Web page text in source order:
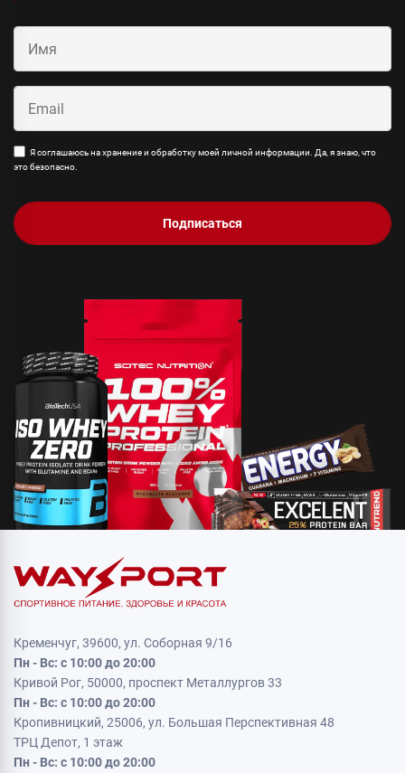
Я соглашаюсь на хранение и обработку моей личной информации. Да, я знаю, что
это безопасно.
Подписаться
Кременчуг, 39600, ул. Соборная 9/16
Пн - Вс: с 10:00 до 20:00
Кривой Рог, 50000, проспект Металлургов 33
Пн - Вс: с 10:00 до 20:00
Кропивницкий, 25006, ул. Большая Перспективная 48
ТРЦ Депот, 1 этаж
Пн - Вс: с 10:00 до 20:00